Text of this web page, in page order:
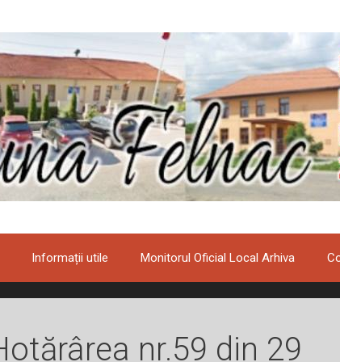
Informații utile Monitorul Oficial Local Arhiva
nr.59 din 29